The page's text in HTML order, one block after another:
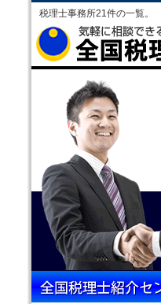
税理士事務所21件の一覧。